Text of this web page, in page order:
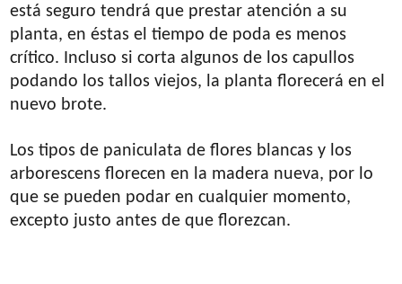
está seguro tendrá que prestar atención a su
planta, en éstas el tiempo de poda es menos
crítico. Incluso si corta algunos de los capullos
podando los tallos viejos, la planta florecerá en el
nuevo brote.
Los tipos de paniculata de flores blancas y los
arborescens florecen en la madera nueva, por lo
que se pueden podar en cualquier momento,
excepto justo antes de que florezcan.